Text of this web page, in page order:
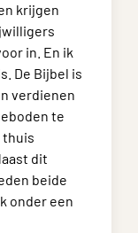
krijgen
in. En ik
De Bijbel is
verdienen
te
thuis
dit
beide
onder een